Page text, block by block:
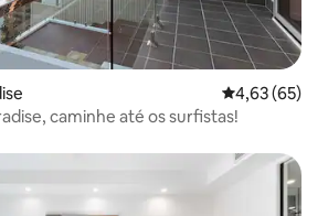
4,63 de uma
4,63 (65)
caminhe até os surfistas!